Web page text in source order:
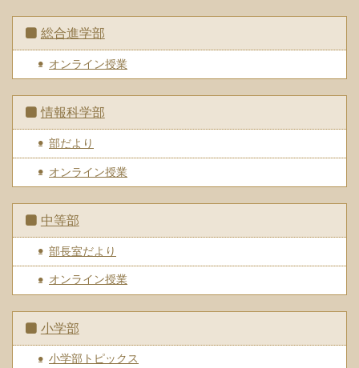
総合進学部
オンライン授業
情報科学部
部だより
オンライン授業
中等部
部長室だより
オンライン授業
小学部
小学部トピックス